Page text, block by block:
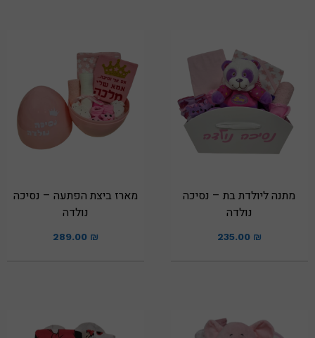
מתנה ליולדת בת – נסיכה
נולדה
235.00 ₪
מארז ביצת הפתעה – נסיכה
נולדה
289.00 ₪